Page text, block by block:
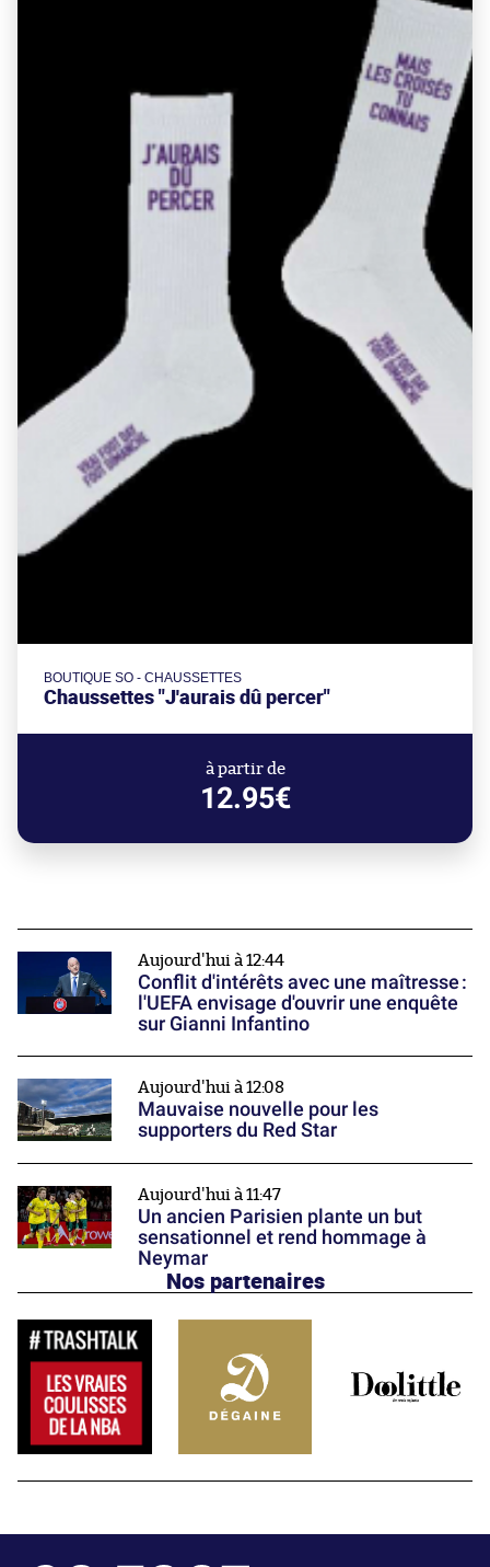
BOUTIQUE SO - CHAUSSETTES
Chaussettes "J'aurais dû percer"
à partir de
12.95€
Aujourd'hui à 12:44
Conflit d'intérêts avec une maîtresse :
l'UEFA envisage d'ouvrir une enquête
sur Gianni Infantino
Aujourd'hui à 12:08
Mauvaise nouvelle pour les
supporters du Red Star
Aujourd'hui à 11:47
Un ancien Parisien plante un but
sensationnel et rend hommage à
Neymar
Nos partenaires